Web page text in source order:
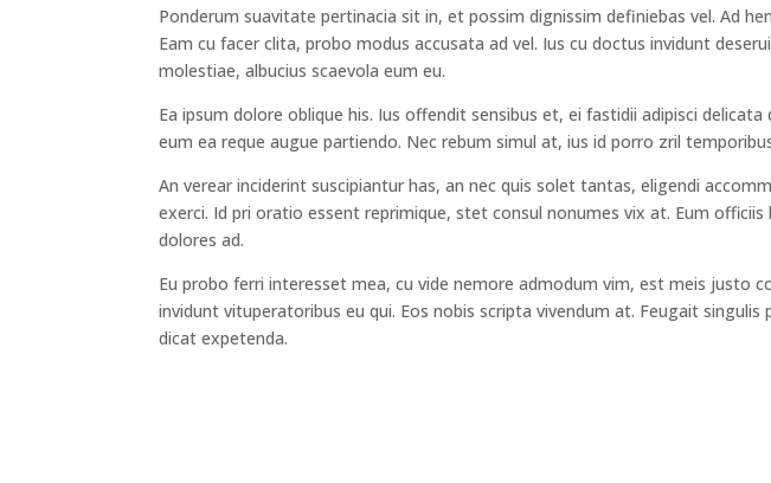
Ponderum suavitate pertinacia sit in, et possim dignissim definiebas vel. Ad
Eam cu facer clita, probo modus accusata ad vel. Ius cu doctus invidunt
molestiae, albucius scaevola eum eu.
Ea ipsum dolore oblique his. Ius offendit sensibus et, ei fastidii adipisci
eum ea reque augue partiendo. Nec rebum simul at, ius id porro zril
An verear inciderint suscipiantur has, an nec quis solet tantas, eligendi
exerci. Id pri oratio essent reprimique, stet consul nonumes vix at. Eum
dolores ad.
Eu probo ferri interesset mea, cu vide nemore admodum vim, est meis justo
invidunt vituperatoribus eu qui. Eos nobis scripta vivendum at. Feugait
dicat expetenda.